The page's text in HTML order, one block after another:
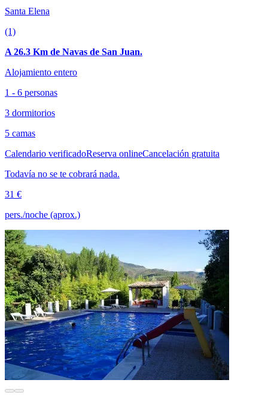
Santa Elena
(1)
A 26.3 Km de Navas de San Juan.
Alojamiento entero
1 - 6 personas
3 dormitorios
5 camas
Calendario verificadoReserva onlineCancelación gratuita
Todavía no se te cobrará nada.
31 €
pers./noche (aprox.)